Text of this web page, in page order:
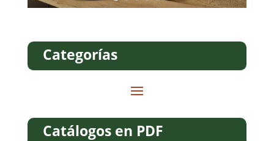
Categorías
Catálogos en PDF